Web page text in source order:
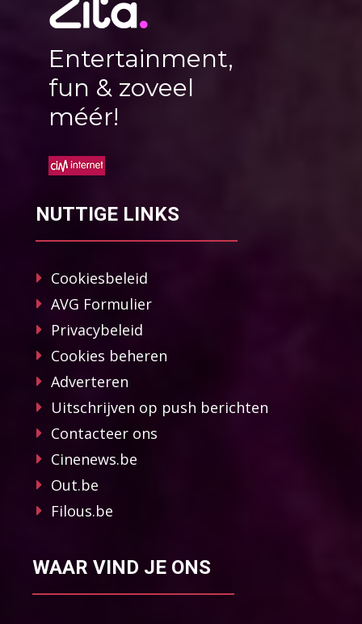
Entertainment,
fun & zoveel
méér!
NUTTIGE LINKS
Cookiesbeleid
AVG Formulier
Privacybeleid
Cookies beheren
Adverteren
Uitschrijven op push berichten
Contacteer ons
Cinenews.be
Out.be
Filous.be
WAAR VIND JE ONS